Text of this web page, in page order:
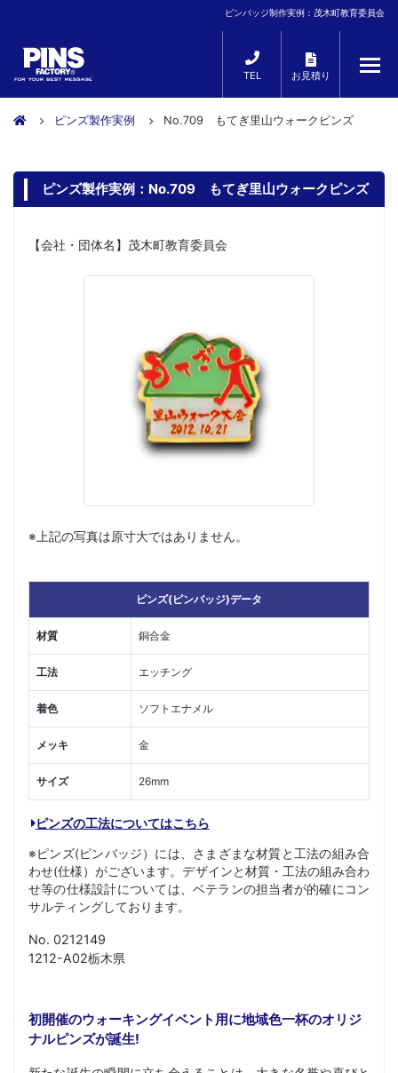
ピンバッジ制作実例：茂木町教育委員会
TEL お見積り
ピンズ製作実例 No.709 もてぎ里山ウォークピンズ
ピンズ製作実例：No.709 もてぎ里山ウォークピンズ
【会社・団体名】茂木町教育委員会
※上記の写真は原寸大ではありません。
ピンズ(ピンバッジ)データ
材質 銅合金
工法 エッチング
着色 ソフトエナメル
メッキ 金
サイズ 26mm
ピンズの工法についてはこちら
※ピンズ(ピンバッジ）には、さまざまな材質と工法の組み合
わせ(仕様）がございます。デザインと材質・工法の組み合わ
せ等の仕様設計については、ベテランの担当者が的確にコン
サルティングしております。
No. 0212149
1212-A02栃木県
初開催のウォーキングイベント用に地域色一杯のオリジ
ナルピンズが誕生!